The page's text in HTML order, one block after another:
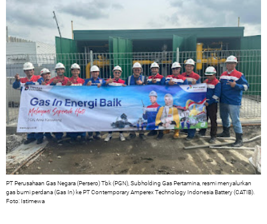
PT Perusahaan Gas Negara (Persero) Tbk (PGN), Subholding Gas Pertamina, resmi menyalurkan
gas bumi perdana (Gas In) ke PT Contemporary Amperex Technology Indonesia Battery (CATIB).
Foto: Istimewa